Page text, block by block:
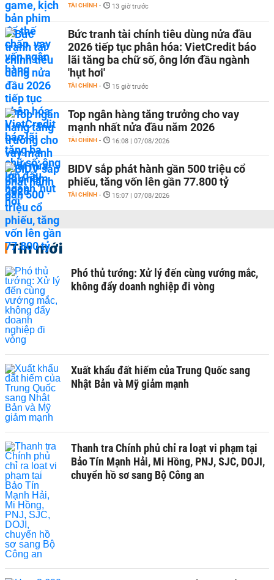
TÀI CHÍNH - 13 giờ trước
Bức tranh tài chính tiêu dùng nửa đầu
2026 tiếp tục phân hóa: VietCredit báo
lãi tăng ba chữ số, ông lớn đầu ngành
'hụt hơi'
TÀI CHÍNH - 15 giờ trước
Top ngân hàng tăng trưởng cho vay
mạnh nhất nửa đầu năm 2026
TÀI CHÍNH - 16:08 | 07/08/2026
BIDV sắp phát hành gần 500 triệu cổ
phiếu, tăng vốn lên gần 77.800 tỷ
TÀI CHÍNH - 15:07 | 07/08/2026
Tin mới
Phó thủ tướng: Xử lý đến cùng vướng mắc,
không đẩy doanh nghiệp đi vòng
Xuất khẩu đất hiếm của Trung Quốc sang
Nhật Bản và Mỹ giảm mạnh
Thanh tra Chính phủ chỉ ra loạt vi phạm tại
Bảo Tín Mạnh Hải, Mi Hồng, PNJ, SJC, DOJI,
chuyển hồ sơ sang Bộ Công an